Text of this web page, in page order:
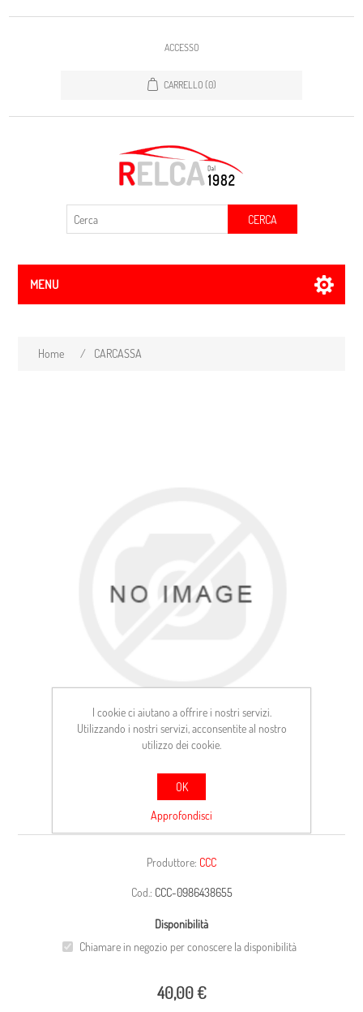
ACCESSO
CARRELLO (0)
CERCA
MENU
Home / CARCASSA
CARCASSA
Produttore: CCC
Cod.: CCC-0986438655
Disponibilità
Chiamare in negozio per conoscere la disponibilità
40,00 €
I cookie ci aiutano a offrire i nostri servizi.
Utilizzando i nostri servizi, acconsentite al nostro
utilizzo dei cookie.
OK
Approfondisci